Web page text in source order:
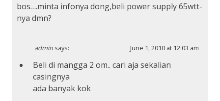
bos….minta infonya dong,beli power supply 65wtt-
nya dmn?
admin says: June 1, 2010 at 12:03 am
Beli di mangga 2 om.. cari aja sekalian
casingnya
ada banyak kok